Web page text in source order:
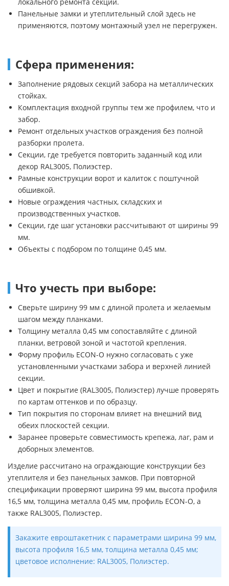
Панельные замки и утеплительный слой здесь не
применяются, поэтому монтажный узел не перегружен.
Сфера применения:
Заполнение рядовых секций забора на металлических
стойках.
Комплектация входной группы тем же профилем, что и
забор.
Ремонт отдельных участков ограждения без полной
разборки пролета.
Секции, где требуется повторить заданный код или
декор RAL3005, Полиэстер.
Рамные конструкции ворот и калиток с поштучной
обшивкой.
Новые ограждения частных, складских и
производственных участков.
Секции, где шаг установки рассчитывают от ширины 99
мм.
Объекты с подбором по толщине 0,45 мм.
Что учесть при выборе:
Сверьте ширину 99 мм с длиной пролета и желаемым
шагом между планками.
Толщину металла 0,45 мм сопоставляйте с длиной
планки, ветровой зоной и частотой крепления.
Форму профиль ECON-O нужно согласовать с уже
установленными участками забора и верхней линией
секции.
Цвет и покрытие (RAL3005, Полиэстер) лучше проверять
по картам оттенков и по образцу.
Тип покрытия по сторонам влияет на внешний вид
обеих плоскостей секции.
Заранее проверьте совместимость крепежа, лаг, рам и
доборных элементов.
Изделие рассчитано на ограждающие конструкции без
утеплителя и без панельных замков. При повторной
спецификации проверяют ширина 99 мм, высота профиля
16,5 мм, толщина металла 0,45 мм, профиль ECON-O, а
также RAL3005, Полиэстер.
Закажите евроштакетник с параметрами ширина 99 мм,
высота профиля 16,5 мм, толщина металла 0,45 мм;
цветовое исполнение: RAL3005, Полиэстер.